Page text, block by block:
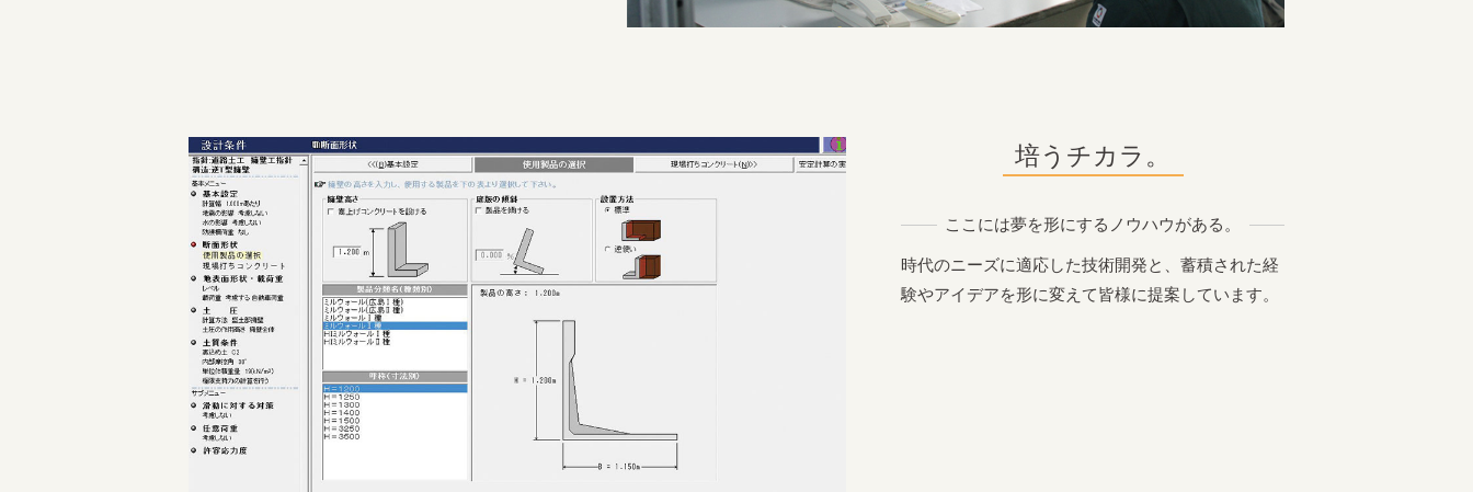
培うチカラ。
ここには夢を形にするノウハウがある。
時代のニーズに適応した技術開発と、蓄積された経
験やアイデアを形に変えて皆様に提案しています。